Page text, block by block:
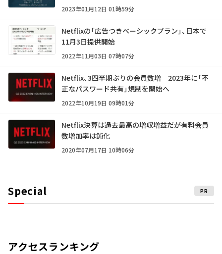
2023年01月12日 01時59分
Netflixの「広告つきベーシックプラン」、日本で
11月3日提供開始
2022年11月03日 07時07分
Netflix、3四半期ぶりの会員数増 2023年に「不
正なパスワード共有」規制を開始へ
2022年10月19日 09時01分
Netflix決算は過去最高の増収増益だが有料会員
数増加率は鈍化
2020年07月17日 10時06分
Special PR
アクセスランキング